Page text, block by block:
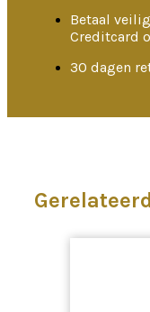
Betaal
Creditcard
30 dagen